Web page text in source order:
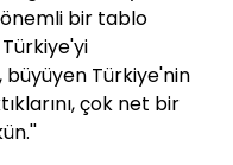
önemli bir tablo
büyüyen Türkiye'nin
çok net bir